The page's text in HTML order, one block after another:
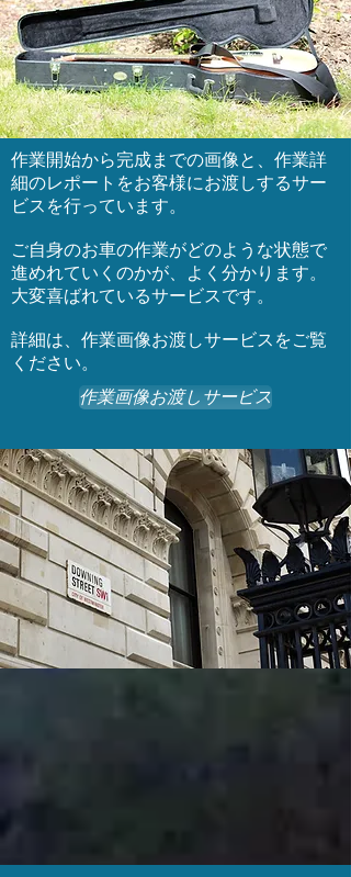
作業開始から完成までの画像と、作業詳
細のレポートをお客様にお渡しするサー
ビスを行っています。
ご自身のお車の作業がどのような状態で
進めれていくのかが、よく分かります。
大変喜ばれているサービスです。
​詳細は、作業画像お渡しサービスをご覧
ください。
作業画像お渡しサービス